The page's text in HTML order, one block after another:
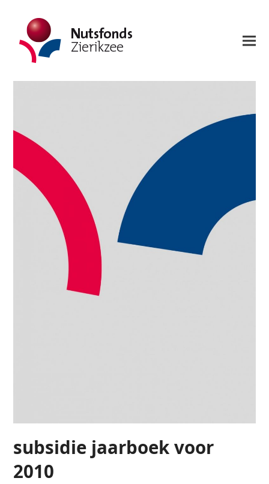
subsidie jaarboek voor
2010